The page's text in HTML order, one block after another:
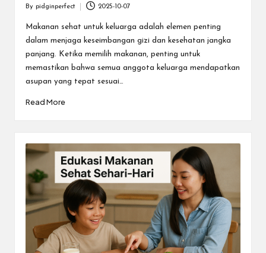
Posted
by
By pidginperfect 2025-10-07
Makanan sehat untuk keluarga adalah elemen penting
dalam menjaga keseimbangan gizi dan kesehatan jangka
panjang. Ketika memilih makanan, penting untuk
memastikan bahwa semua anggota keluarga mendapatkan
asupan yang tepat sesuai…
Read More